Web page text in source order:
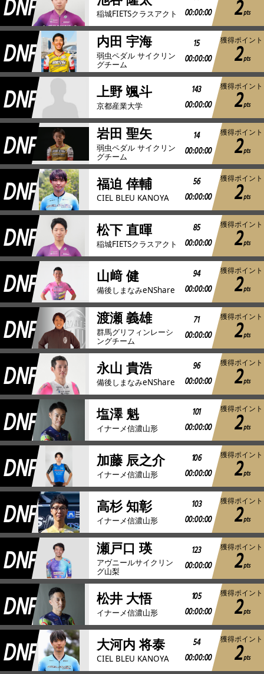
DNF 稲城FIETSクラスアクト
00:00:00
2pts
DNF 内田 宇海
弱虫ペダル サイクリン
グチーム
15
00:00:00
獲得ポイント
2pts
DNF 上野 颯斗
京都産業大学
143
00:00:00
獲得ポイント
2pts
DNF 岩田 聖矢
弱虫ペダル サイクリン
グチーム
14
00:00:00
獲得ポイント
2pts
DNF 福迫 倖輔
CIEL BLEU KANOYA
56
00:00:00
獲得ポイント
2pts
DNF 松下 直暉
稲城FIETSクラスアクト
85
00:00:00
獲得ポイント
2pts
DNF 山﨑 健
備後しまなみeNShare
94
00:00:00
獲得ポイント
2pts
DNF 渡瀬 義雄
群馬グリフィンレーシ
ングチーム
71
00:00:00
獲得ポイント
2pts
DNF 永山 貴浩
備後しまなみeNShare
96
00:00:00
獲得ポイント
2pts
DNF 塩澤 魁
イナーメ信濃山形
101
00:00:00
獲得ポイント
2pts
DNF 加藤 辰之介
イナーメ信濃山形
106
00:00:00
獲得ポイント
2pts
DNF 高杉 知彰
イナーメ信濃山形
103
00:00:00
獲得ポイント
2pts
DNF 瀬戸口 瑛
アヴニールサイクリン
グ山梨
123
00:00:00
獲得ポイント
2pts
DNF 松井 大悟
イナーメ信濃山形
105
00:00:00
獲得ポイント
2pts
DNF 大河内 将泰
CIEL BLEU KANOYA
54
00:00:00
獲得ポイント
2pts